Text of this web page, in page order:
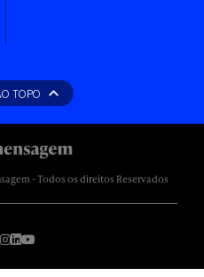
TOPO
- Todos os direitos Reservados